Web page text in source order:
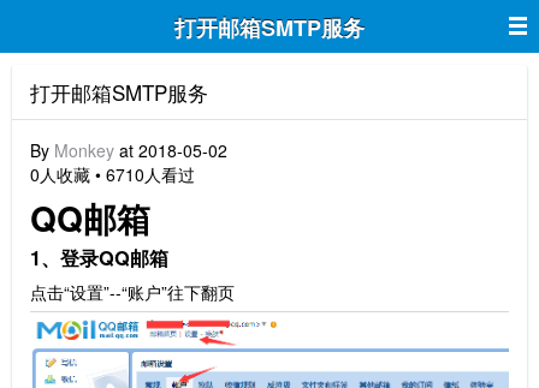
打开邮箱SMTP服务
打开邮箱SMTP服务
By Monkey at 2018-05-02
0人收藏 • 6710人看过
QQ邮箱
1、登录QQ邮箱
点击“设置”--“账户”往下翻页